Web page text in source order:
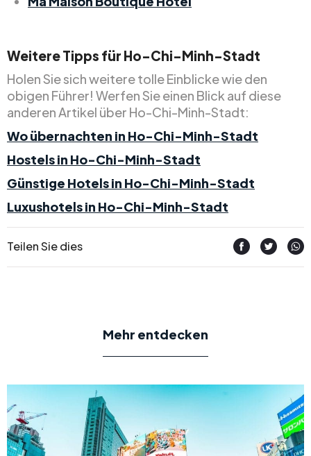
Weitere Tipps für Ho-Chi-Minh-Stadt
Holen Sie sich weitere tolle Einblicke wie den
obigen Führer! Werfen Sie einen Blick auf diese
anderen Artikel über Ho-Chi-Minh-Stadt:
Wo übernachten in Ho-Chi-Minh-Stadt
Hostels in Ho-Chi-Minh-Stadt
Günstige Hotels in Ho-Chi-Minh-Stadt
Luxushotels in Ho-Chi-Minh-Stadt
Teilen Sie dies
Mehr entdecken